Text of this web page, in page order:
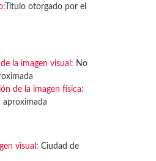
Título otorgado por el
la imagen visual: No
de la imagen física:
visual: Ciudad de